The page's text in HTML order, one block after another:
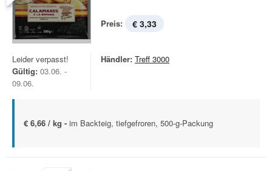
Preis: € 3,33
Leider verpasst!
Gültig: 03.06. -
09.06.
Händler: Treff 3000
€ 6,66 / kg - im Backteig, tiefgefroren, 500-g-Packung